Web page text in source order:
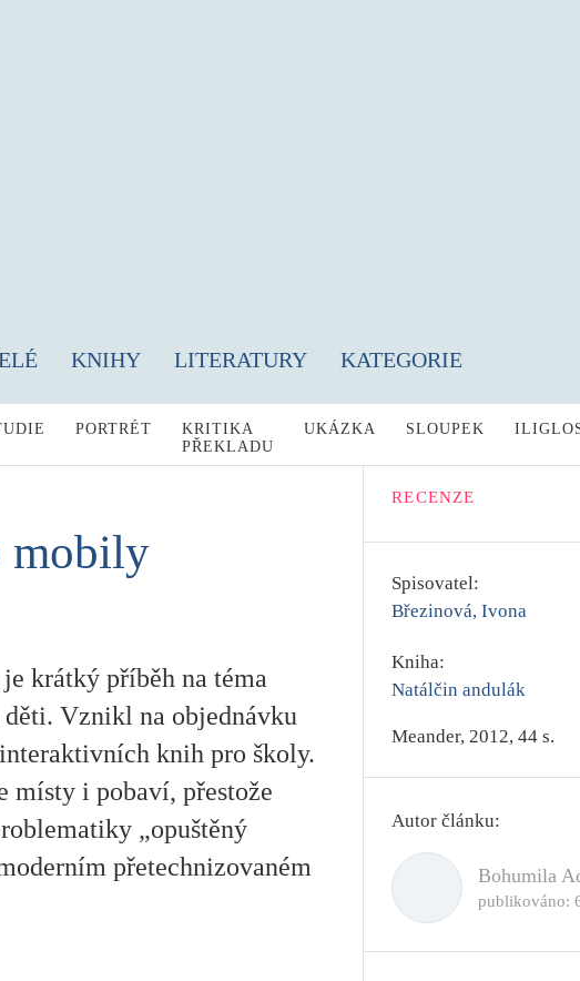
KNIHY LITERATURY KATEGORIE
PORTRÉT
KRITIKA
PŘEKLADU
UKÁZKA SLOUPEK
mobily
krátký příběh na téma
Vznikl na objednávku
knih pro školy.
místy i pobaví, přestože
„opuštěný
přetechnizovaném
RECENZE
Spisovatel:
Březinová, Ivona
Kniha:
Natálčin andulák
Meander, 2012, 44 s.
Autor článku:
Bohumila
publikováno: